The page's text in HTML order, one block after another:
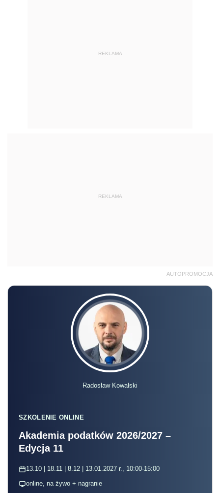
REKLAMA
REKLAMA
AUTOPROMOCJA
Radosław Kowalski
SZKOLENIE ONLINE
Akademia podatków 2026/2027 –
Edycja 11
13.10 | 18.11 | 8.12 | 13.01.2027 r., 10:00-15:00
online, na żywo + nagranie